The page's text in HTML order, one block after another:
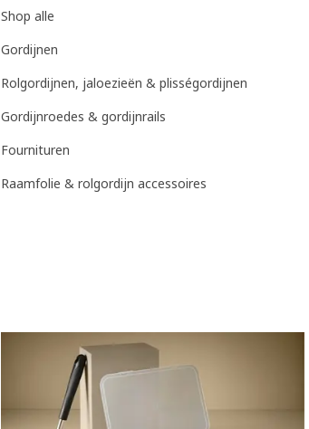
Shop alle
Gordijnen
Rolgordijnen, jaloezieën & plisségordijnen
Gordijnroedes & gordijnrails
Fournituren
Raamfolie & rolgordijn accessoires